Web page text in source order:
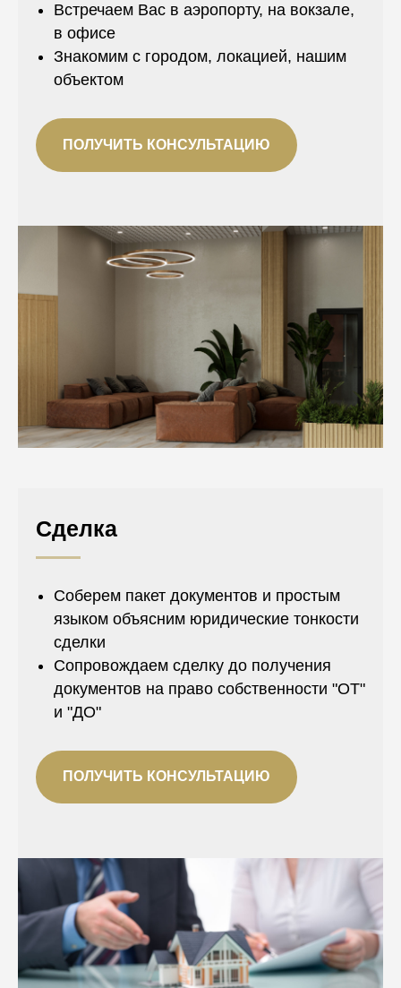
Встречаем Вас в аэропорту, на вокзале,
в офисе
Знакомим с городом, локацией, нашим
объектом
ПОЛУЧИТЬ КОНСУЛЬТАЦИЮ
Сделка
Соберем пакет документов и простым
языком объясним юридические тонкости
сделки
Сопровождаем сделку до получения
документов на право собственности "ОТ"
и "ДО"
ПОЛУЧИТЬ КОНСУЛЬТАЦИЮ